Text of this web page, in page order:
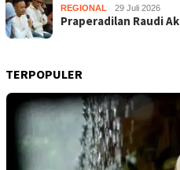
REGIONAL 29 Juli 2026
Praperadilan Raudi
TERPOPULER